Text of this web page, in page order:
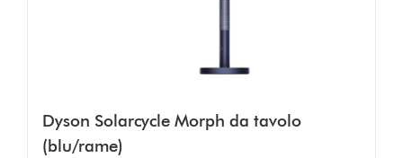
Dyson Solarcycle Morph da tavolo
(blu/rame)